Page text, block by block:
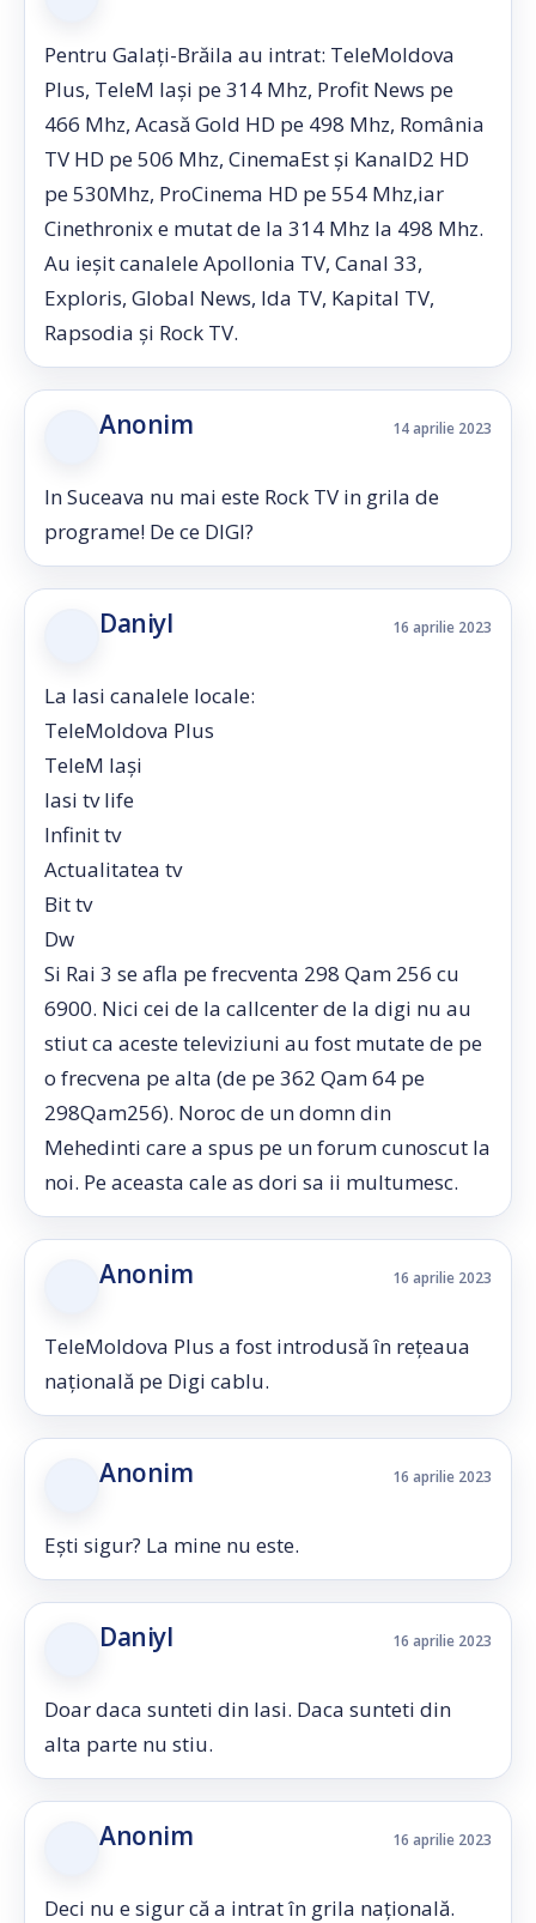
Pentru Galați-Brăila au intrat: TeleMoldova
Plus, TeleM Iași pe 314 Mhz, Profit News pe
466 Mhz, Acasă Gold HD pe 498 Mhz, România
TV HD pe 506 Mhz, CinemaEst și KanalD2 HD
pe 530Mhz, ProCinema HD pe 554 Mhz,iar
Cinethronix e mutat de la 314 Mhz la 498 Mhz.
Au ieșit canalele Apollonia TV, Canal 33,
Exploris, Global News, Ida TV, Kapital TV,
Rapsodia și Rock TV.
Anonim 14 aprilie 2023
In Suceava nu mai este Rock TV in grila de
programe! De ce DIGI?
Daniyl 16 aprilie 2023
La Iasi canalele locale:
TeleMoldova Plus
TeleM Iași
Iasi tv life
Infinit tv
Actualitatea tv
Bit tv
Dw
Si Rai 3 se afla pe frecventa 298 Qam 256 cu
6900. Nici cei de la callcenter de la digi nu au
stiut ca aceste televiziuni au fost mutate de pe
o frecvena pe alta (de pe 362 Qam 64 pe
298Qam256). Noroc de un domn din
Mehedinti care a spus pe un forum cunoscut la
noi. Pe aceasta cale as dori sa ii multumesc.
Anonim 16 aprilie 2023
TeleMoldova Plus a fost introdusă în rețeaua
națională pe Digi cablu.
Anonim 16 aprilie 2023
Ești sigur? La mine nu este.
Daniyl 16 aprilie 2023
Doar daca sunteti din Iasi. Daca sunteti din
alta parte nu stiu.
Anonim 16 aprilie 2023
Deci nu e sigur că a intrat în grila națională.